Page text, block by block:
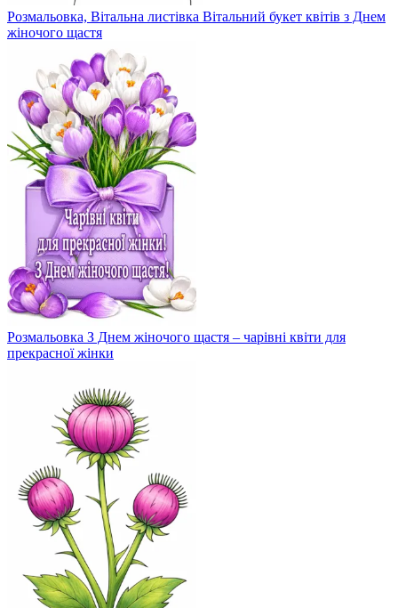
Розмальовка, Вітальна листівка Вітальний букет квітів з Днем
жіночого щастя
Розмальовка З Днем жіночого щастя – чарівні квіти для
прекрасної жінки